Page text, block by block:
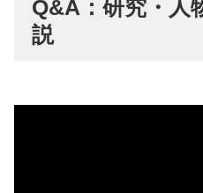
Q&A：研究・人
説